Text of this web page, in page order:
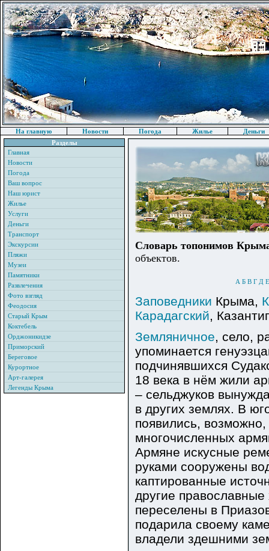
На главную Новости Погода Жилье
Деньги
Разделы
Главная
Новости
Погода
Ваш вопрос
Наш юрист
Жилье
Услуги
Деньги
Транспорт
Экскурсии
Пляжи
Музеи
Памятники
Развлечения
Фото взгляд
Феодосия
Старый Крым
Коктебель
Орджоникидзе
Приморский
Береговое
Курортное
Арт-галерея
Легенды Крыма
Словарь топонимов
объектов.
А Б В Г Д Е
Заповедники Крыма,
Карадагский,
Земляничное, село,
упоминается
подчинявшихся
18 века в нём жили
– сельджуков
в других землях. В
появились,
многочисленных
Армяне искусные
руками сооружены
каптированные
другие
переселены в
подарила своему
владели здешними